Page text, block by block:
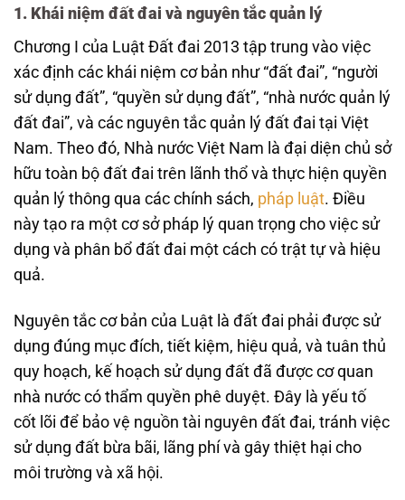
1. Khái niệm đất đai và nguyên tắc quản lý
Chương I của Luật Đất đai 2013 tập trung vào việc
xác định các khái niệm cơ bản như “đất đai”, “người
sử dụng đất”, “quyền sử dụng đất”, “nhà nước quản lý
đất đai”, và các nguyên tắc quản lý đất đai tại Việt
Nam. Theo đó, Nhà nước Việt Nam là đại diện chủ sở
hữu toàn bộ đất đai trên lãnh thổ và thực hiện quyền
quản lý thông qua các chính sách, pháp luật. Điều
này tạo ra một cơ sở pháp lý quan trọng cho việc sử
dụng và phân bổ đất đai một cách có trật tự và hiệu
quả.
Nguyên tắc cơ bản của Luật là đất đai phải được sử
dụng đúng mục đích, tiết kiệm, hiệu quả, và tuân thủ
quy hoạch, kế hoạch sử dụng đất đã được cơ quan
nhà nước có thẩm quyền phê duyệt. Đây là yếu tố
cốt lõi để bảo vệ nguồn tài nguyên đất đai, tránh việc
sử dụng đất bừa bãi, lãng phí và gây thiệt hại cho
môi trường và xã hội.